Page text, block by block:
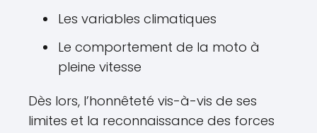
Les variables climatiques
Le comportement de la moto à
pleine vitesse
Dès lors, l’honnêteté vis-à-vis de ses
limites et la reconnaissance des forces